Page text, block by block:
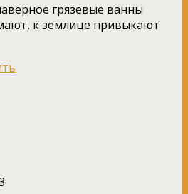
грязевые ванны
к землице привыкают